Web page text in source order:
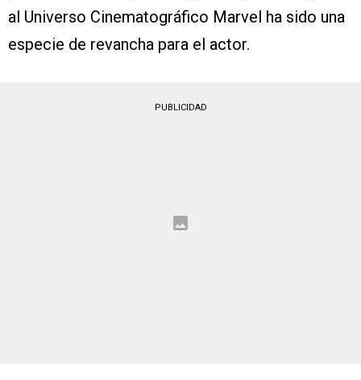
al Universo Cinematográfico Marvel ha sido una
especie de revancha para el actor.
PUBLICIDAD